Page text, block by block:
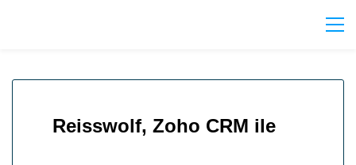
Reisswolf, Zoho CRM ile